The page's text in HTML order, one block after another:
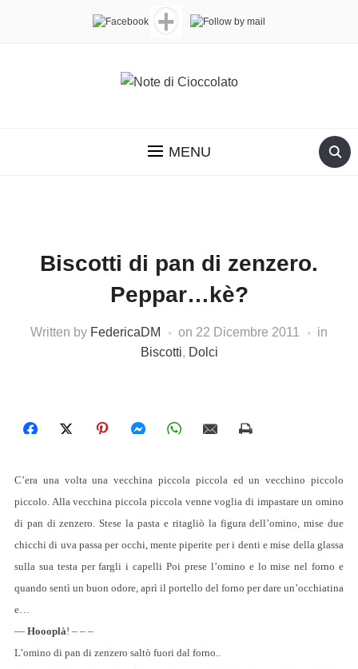
MENU
Biscotti di pan di zenzero.
Peppar…kè?
Written by FedericaDM on 22 Dicembre 2011
in
Biscotti, Dolci
C’era una volta una vecchina piccola piccola ed un vecchino piccolo
piccolo. Alla vecchina piccola piccola venne voglia di impastare un omino
di pan di zenzero. Stese la pasta e ritagliò la figura dell’omino, mise due
chicchi di uva passa per occhi, mente piperite per i denti e mise della glassa
sulla sua testa per fargli i capelli Poi prese l’omino e lo mise nel forno e
quando sentì un buon odore, aprì il portello del forno per dare un’occhiatina
e…
— Hoooplà! – – –
L’omino di pan di zenzero saltò fuori dal forno..